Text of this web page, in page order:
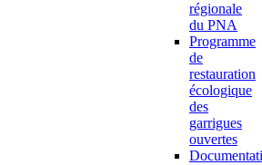
régionale
du PNA
Programme
de
restauration
écologique
des
garrigues
ouvertes